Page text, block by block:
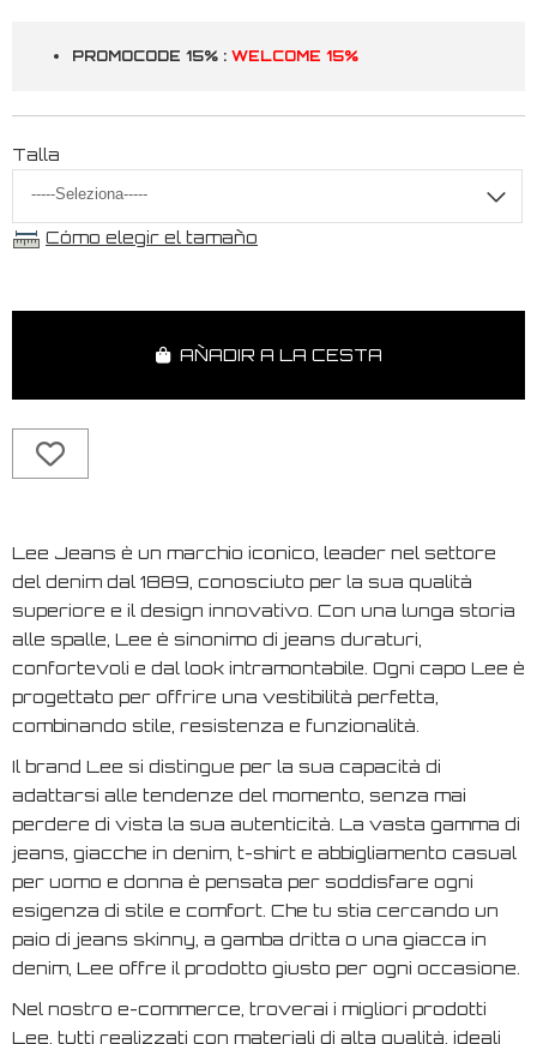
PROMOCODE 15% : WELCOME 15%
Talla
Cómo elegir el tamaño
AÑADIR A LA CESTA
Lee Jeans è un marchio iconico, leader nel settore
del denim dal 1889, conosciuto per la sua qualità
superiore e il design innovativo. Con una lunga storia
alle spalle, Lee è sinonimo di jeans duraturi,
confortevoli e dal look intramontabile. Ogni capo Lee è
progettato per offrire una vestibilità perfetta,
combinando stile, resistenza e funzionalità.
Il brand Lee si distingue per la sua capacità di
adattarsi alle tendenze del momento, senza mai
perdere di vista la sua autenticità. La vasta gamma di
jeans, giacche in denim, t-shirt e abbigliamento casual
per uomo e donna è pensata per soddisfare ogni
esigenza di stile e comfort. Che tu stia cercando un
paio di jeans skinny, a gamba dritta o una giacca in
denim, Lee offre il prodotto giusto per ogni occasione.
Nel nostro e-commerce, troverai i migliori prodotti
Lee, tutti realizzati con materiali di alta qualità, ideali